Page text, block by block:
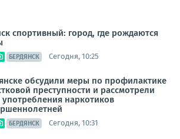
спортивный: город, где рождаются
БЕРДЯНСК Сегодня, 10:25
обсудили меры по профилактике
преступности и рассмотрели
употребления наркотиков
БЕРДЯНСК Сегодня, 10:31